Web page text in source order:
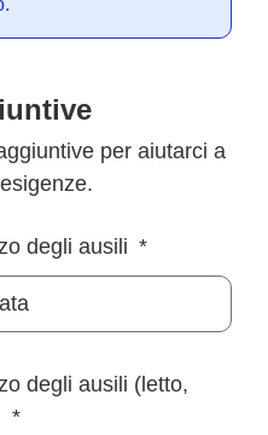
per aiutarci a
degli ausili
degli ausili (letto,